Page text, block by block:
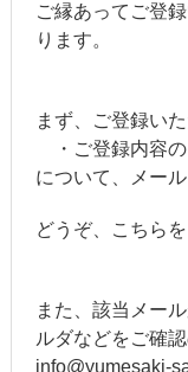
ご縁あってご登
ります。
まず、ご登録い
・ご登録内容
について、メー
どうぞ、こちら
また、該当メー
ルダなどをご確認
info@yumesaki-